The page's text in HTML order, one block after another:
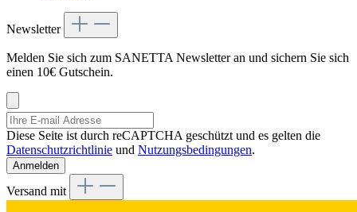
Newsletter
Melden Sie sich zum SANETTA Newsletter an und sichern Sie sich
einen 10€ Gutschein.
Diese Seite ist durch reCAPTCHA geschützt und es gelten die
Datenschutzrichtlinie und Nutzungsbedingungen.
Anmelden
Versand mit